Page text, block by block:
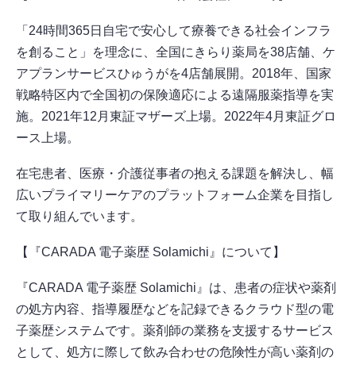
「24時間365日自宅で安心して療養できる社会インフラ
を創ること」を理念に、全国にきらり薬局を38店舗、ケ
アプランサービスひゅうがを4店舗展開。2018年、国家
戦略特区内で全国初の保険適応による遠隔服薬指導を実
施。2021年12月東証マザーズ上場。2022年4月東証グロ
ース上場。
在宅患者、医療・介護従事者の抱える課題を解決し、幅
広いプライマリーケアのプラットフォーム企業を目指し
て取り組んでいます。
【『CARADA 電子薬歴 Solamichi』について】
『CARADA 電子薬歴 Solamichi』は、患者の症状や薬剤
の処方内容、指導履歴などを記録できるクラウド型の電
子薬歴システムです。薬剤師の業務を支援するサービス
として、処方に際して飲み合わせの危険性が高い薬剤の